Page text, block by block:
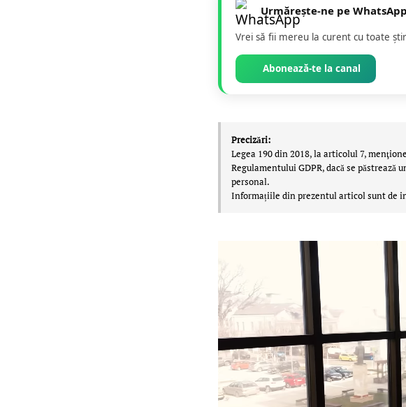
Urmărește-ne pe
Vrei să fii mereu la curent cu toate
Abonează-te la canal
Precizări:
Legea 190 din 2018, la articolul 7,
Regulamentului GDPR, dacă se
personal.
Informațiile din prezentul articol sunt de